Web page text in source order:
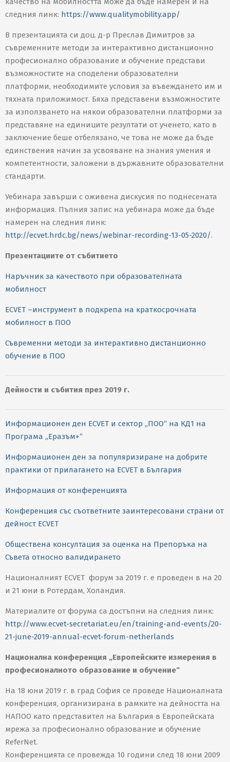
следния линк: https://www.qualitymobility.app/
В презентацията си доц. д-р Преслав Димитров за
съвременните методи за интерактивно дистанционно
професионално образование и обучение представи
възможностите на споделени образователни
платформи, необходимите условия за въвеждането им и
тяхната приложимост. Бяха представени възможностите
за използването на някои образователни платформи за
представяне на единиците резултати от ученето, като в
заключение беше отбелязано, че това не може да бъде
единствения начин за усвояване на знания умения и
компетентности, заложени в държавните образователни
стандарти.
Уебинара завърши с оживена дискусия по поднесената
информация. Пълния запис на уебинара може да бъде
намерен на следния линк:
http://ecvet.hrdc.bg/news/webinar-recording-13-05-2020/.
Презентациите от събитието
Наръчник за качеството при образователната
мобилност
ECVET –инструмент в подкрепа на краткосрочната
мобилност в ПОО
Съвременни методи за интерактивно дистанционно
обучение в ПОО
Дейности и събития през 2019 г.
Информационен ден ECVET и сектор „ПОО“ на КД1 на
Програма „Еразъм+“
Информационен ден за популяризиране на добрите
практики от прилагането на ECVET в България
Информация от конференцията
Конференция със съответните заинтересовани страни от
дейност ECVET
Обществена консултация за оценка на Препоръка на
Съвета относно валидирането
Националният ECVET форум за 2019 г. е проведен в на 20
и 21 юни в Ротердам, Холандия.
Материалите от форума са достъпни на следния линк:
http://www.ecvet-secretariat.eu/en/training-and-events/20-
21-june-2019-annual-ecvet-forum-netherlands
Национална конференция „Европейските измерения в
професионалното образование и обучение“
На 18 юни 2019 г. в град София се проведе Националната
конференция, организирана в рамките на дейността на
НАПОО като представител на България в Европейската
мрежа за професионално образование и обучение
ReferNet.
Конференцията се провежда 10 години след 18 юни 2009